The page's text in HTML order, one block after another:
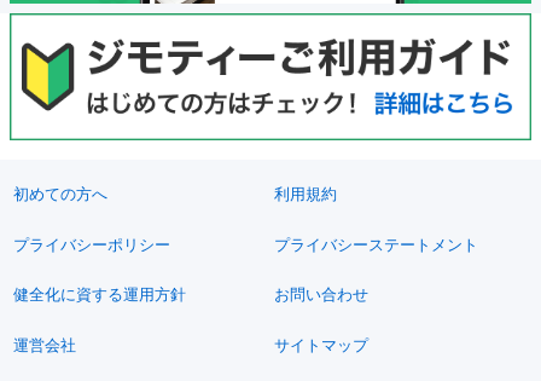
初めての方へ 利用規約
プライバシーポリシー プライバシーステートメント
健全化に資する運用方針 お問い合わせ
運営会社 サイトマップ